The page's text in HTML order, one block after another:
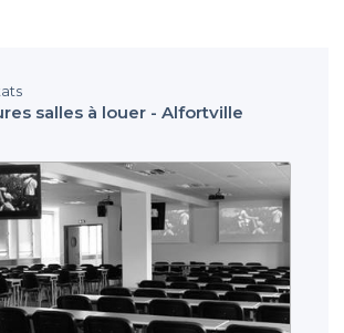
salles à louer - Alfortville